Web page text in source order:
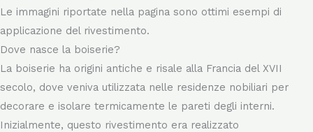
sofisticato e accogliente.
Le immagini riportate nella pagina sono ottimi esempi di
applicazione del rivestimento.
Dove nasce la boiserie?
La boiserie ha origini antiche e risale alla Francia del XVII
secolo, dove veniva utilizzata nelle residenze nobiliari per
decorare e isolare termicamente le pareti degli interni.